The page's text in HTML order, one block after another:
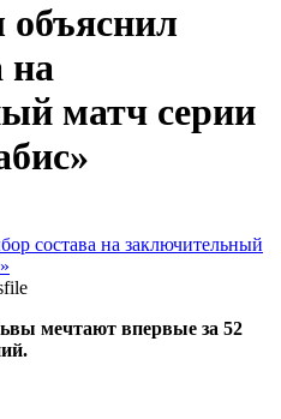
на
матч серии
мечтают впервые за 52